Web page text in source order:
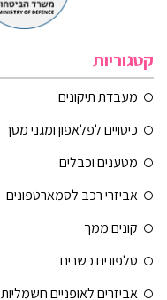
קטגוריות
מעבדת תיקונים
כיסויים לפלאפון ומגני מסך
מטענים וכבלים
אביזרי רכב לסמארטפונים
קונים ממך
טלפונים כשרים
אביזרים לאופניים חשמליות